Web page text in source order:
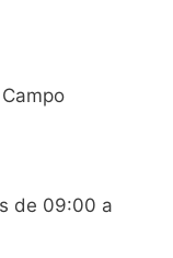
de 09:00 a